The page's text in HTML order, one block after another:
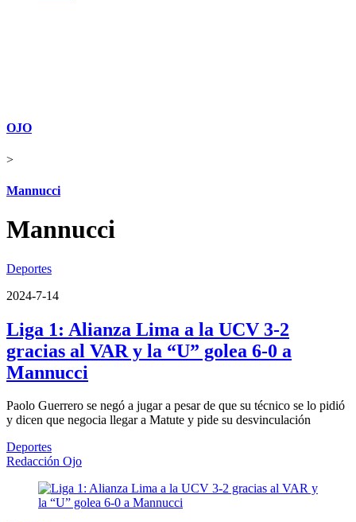
OJO
>
Mannucci
Mannucci
Deportes
2024-7-14
Liga 1: Alianza Lima a la UCV 3-2
gracias al VAR y la “U” golea 6-0 a
Mannucci
Paolo Guerrero se negó a jugar a pesar de que su técnico se lo pidió
y dicen que negocia llegar a Matute y pide su desvinculación
Deportes
Redacción Ojo